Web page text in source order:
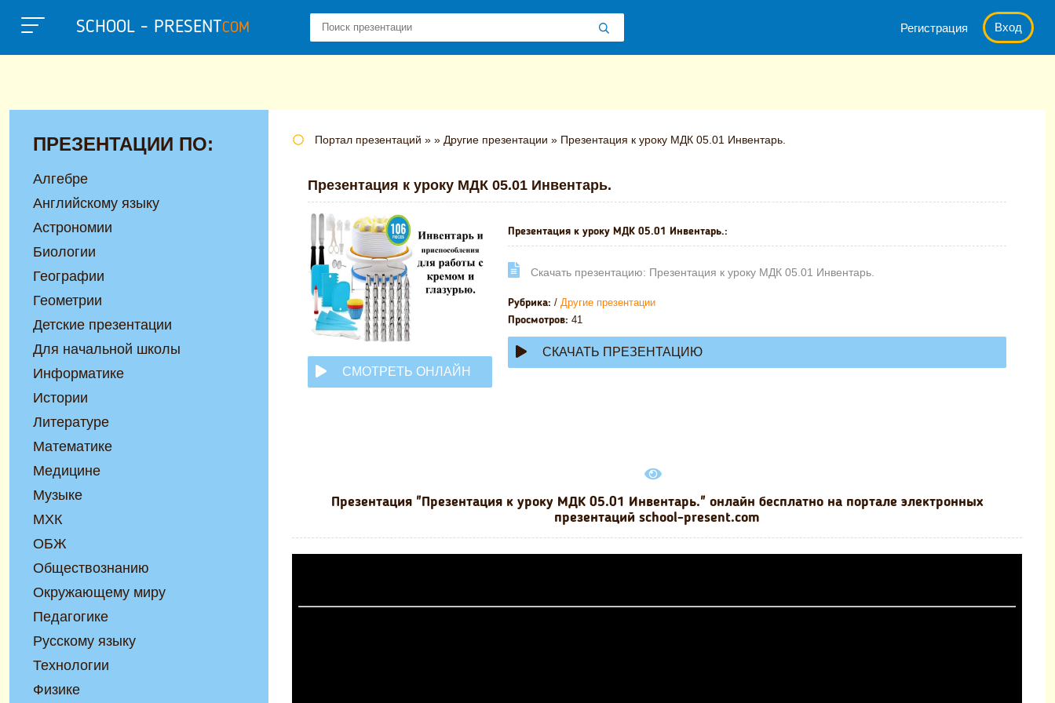
SCHOOL - PRESENTCOM Регистрация Вход
Портал презентаций » » Другие презентации » Презентация к уроку МДК 05.01 Инвентарь.
Презентация к уроку МДК 05.01 Инвентарь.
СМОТРЕТЬ ОНЛАЙН
Презентация к уроку МДК 05.01 Инвентарь.:
Cкачать презентацию: Презентация к уроку МДК 05.01 Инвентарь.
Рубрика: / Другие презентации
Просмотров: 41
СКАЧАТЬ ПРЕЗЕНТАЦИЮ
Презентация "Презентация к уроку МДК 05.01 Инвентарь." онлайн бесплатно на портале электронных
презентаций school-present.com
ПРЕЗЕНТАЦИИ ПО:
Алгебре
Английскому языку
Астрономии
Биологии
Географии
Геометрии
Детские презентации
Для начальной школы
Информатике
Истории
Литературе
Математике
Медицине
Музыке
МХК
ОБЖ
Обществознанию
Окружающему миру
Педагогике
Русскому языку
Технологии
Физике